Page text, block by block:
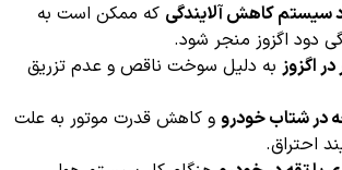
سیستم کاهش آلایندگی که ممکن است به
دود اگزوز منجر شود.
در اگزوز به دلیل سوخت ناقص و عدم تزریق
در شتاب خودرو و کاهش قدرت موتور به علت
احتراق.